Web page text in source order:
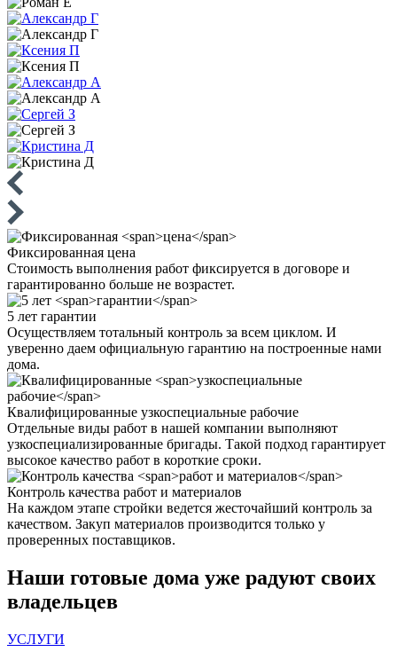
Фиксированная цена
Стоимость выполнения работ фиксируется в договоре и
гарантированно больше не возрастет.
5 лет гарантии
Осуществляем тотальный контроль за всем циклом. И
уверенно даем официальную гарантию на построенные нами
дома.
Квалифицированные узкоспециальные рабочие
Отдельные виды работ в нашей компании выполняют
узкоспециализированные бригады. Такой подход гарантирует
высокое качество работ в короткие сроки.
Контроль качества работ и материалов
На каждом этапе стройки ведется жесточайший контроль за
качеством. Закуп материалов производится только у
проверенных поставщиков.
Наши готовые дома уже радуют своих
владельцев
УСЛУГИ